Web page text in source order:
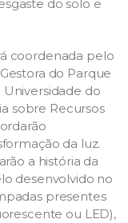
do solo e
coordenada pelo
do Parque
Universidade do
sobre Recursos
da luz.
a história da
desenvolvido no
presentes
ou LED),